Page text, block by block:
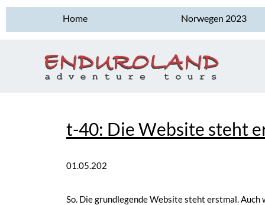
Home Norwegen 2023
t-40: Die Website steht
01.05.202
So. Die grundlegende Website steht erstmal.